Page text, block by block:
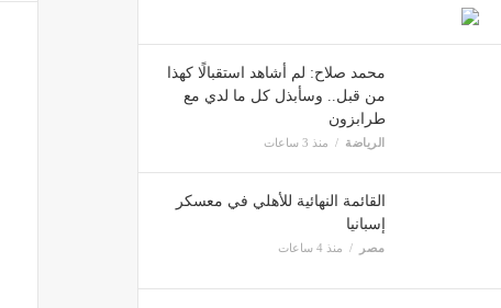
محمد صلاح: لم أشاهد استقبالًا كهذا
من قبل.. وسأبذل كل ما لدي مع
طرابزون
الرياضة منذ 3 ساعات
القائمة النهائية للأهلي في معسكر
إسبانيا
مصر منذ 4 ساعات